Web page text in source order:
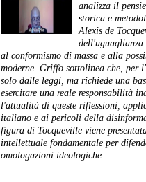
analizza il
storica e
Alexis de
dell'uguaglianza
al conformismo di massa e alla
moderne. Griffo sottolinea che, per
solo dalle leggi, ma richiede una
esercitare una reale responsabilità
l'attualità di queste riflessioni,
italiano e ai pericoli della
figura di Tocqueville viene
intellettuale fondamentale per
omologazioni ideologiche…